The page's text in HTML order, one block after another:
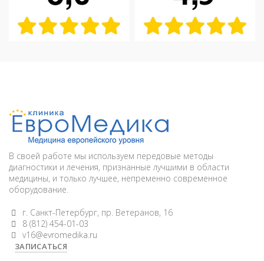
В своей работе мы используем передовые методы
диагностики и лечения, признанные лучшими в области
медицины, и только лучшее, непременно современное
оборудование.
г. Санкт-Петербург, пр. Ветеранов, 16
8 (812) 454-01-03
v16@evromedika.ru
ЗАПИСАТЬСЯ